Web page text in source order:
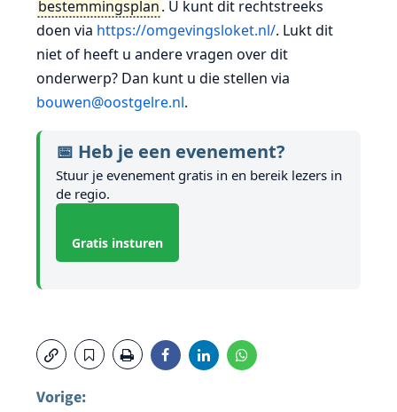
bestemmingsplan. U kunt dit rechtstreeks
doen via https://omgevingsloket.nl/. Lukt dit
niet of heeft u andere vragen over dit
onderwerp? Dan kunt u die stellen via
bouwen@oostgelre.nl.
📅 Heb je een evenement?
Stuur je evenement gratis in en bereik lezers in
de regio.
Gratis insturen
Vorige: